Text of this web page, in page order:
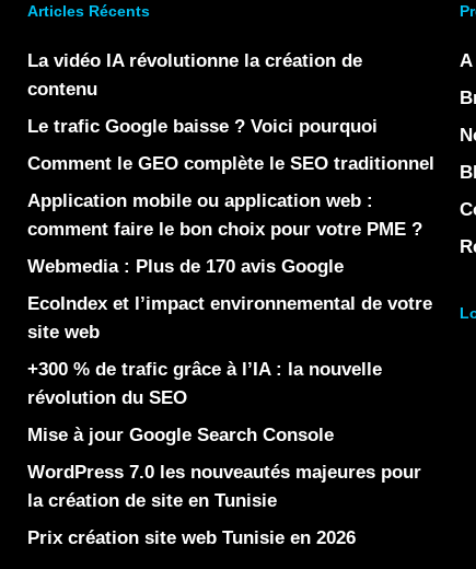
Articles Récents
La vidéo IA révolutionne la création de
contenu
Le trafic Google baisse ? Voici pourquoi
Comment le GEO complète le SEO traditionnel
Application mobile ou application web :
comment faire le bon choix pour votre PME ?
Webmedia : Plus de 170 avis Google
EcoIndex et l’impact environnemental de votre
site web
+300 % de trafic grâce à l’IA : la nouvelle
révolution du SEO
Mise à jour Google Search Console
WordPress 7.0 les nouveautés majeures pour
la création de site en Tunisie
Prix création site web Tunisie en 2026